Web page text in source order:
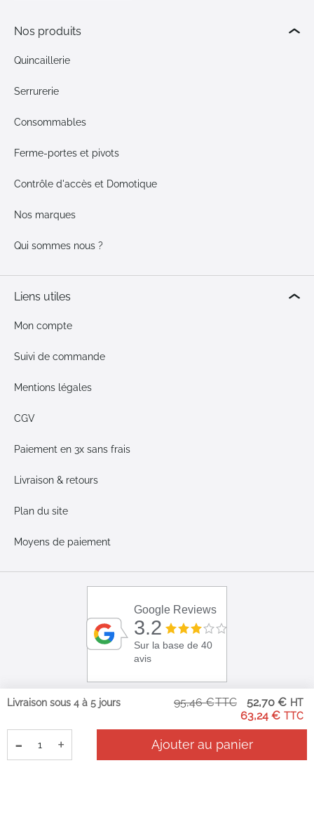
63,24 €
52,70 €
95,46 €
Livraison sous 4 à 5 jours
- + Ajouter au panier
Nos produits
Quincaillerie
Serrurerie
Consommables
Ferme-portes et pivots
Contrôle d'accès et Domotique
Nos marques
Qui sommes nous ?
Liens utiles
Mon compte
Suivi de commande
Mentions légales
CGV
Paiement en 3x sans frais
Livraison & retours
Plan du site
Moyens de paiement
Google Reviews
3.2
Sur la base de 40
avis